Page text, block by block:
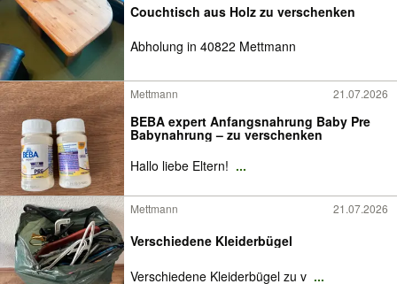
Couchtisch aus Holz zu verschenken
Abholung in 40822 Mettmann
Mettmann 21.07.2026
BEBA expert Anfangsnahrung Baby Pre
Babynahrung – zu verschenken
Hallo liebe Eltern! ...
Mettmann 21.07.2026
Verschiedene Kleiderbügel
Verschiedene Kleiderbügel zu v ...